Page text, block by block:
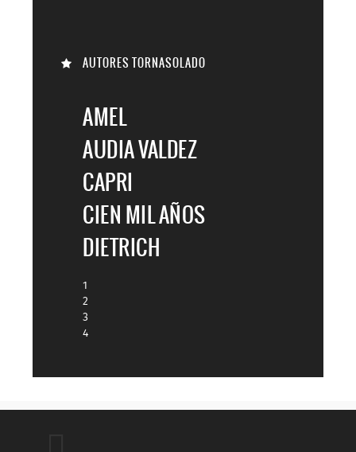
AUTORES TORNASOLADO
AMEL
AUDIA VALDEZ
CAPRI
CIEN MIL AÑOS
DIETRICH
1
2
3
4